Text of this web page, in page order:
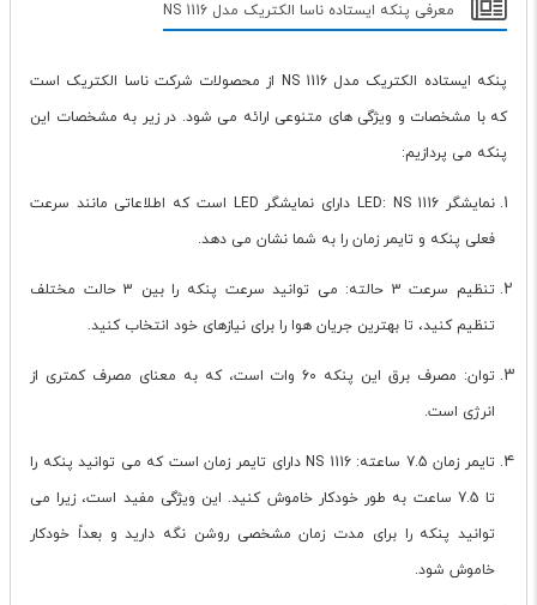
معرفی پنکه ایستاده ناسا الکتریک مدل NS 1116
پنکه ایستاده الکتریک مدل NS 1116 از محصولات شرکت ناسا الکتریک است
که با مشخصات و ویژگی های متنوعی ارائه می شود. در زیر به مشخصات این
پنکه می پردازیم:
نمایشگر LED: NS 1116 دارای نمایشگر LED است که اطلاعاتی مانند سرعت
فعلی پنکه و تایمر زمان را به شما نشان می دهد.
تنظیم سرعت 3 حالته: می توانید سرعت پنکه را بین 3 حالت مختلف
تنظیم کنید، تا بهترین جریان هوا را برای نیازهای خود انتخاب کنید.
توان: مصرف برق این پنکه 60 وات است، که به معنای مصرف کمتری از
انرژی است.
تایمر زمان 7.5 ساعته: NS 1116 دارای تایمر زمان است که می توانید پنکه را
تا 7.5 ساعت به طور خودکار خاموش کنید. این ویژگی مفید است، زیرا می
توانید پنکه را برای مدت زمان مشخصی روشن نگه دارید و بعداً خودکار
خاموش شود.